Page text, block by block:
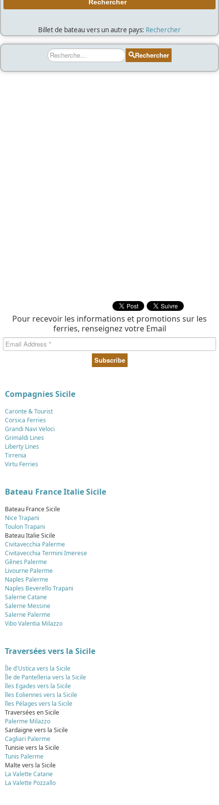
Billet de bateau vers un autre pays: Rechercher
Rechercher Rechercher
Pour recevoir les informations et promotions sur les
ferries, renseignez votre Email
Compagnies Sicile
Caronte & Tourist
Corsica Ferries
Grandi Navi Veloci
Grimaldi Lines
Liberty Lines
Tirrenia
Virtu Ferries
Bateau France Italie Sicile
Bateau France Sicile
Nice Trapani
Toulon Trapani
Bateau Italie Sicile
Civitavecchia Palerme
Civitavecchia Termini Imerese
Gênes Palerme
Livourne Palerme
Naples Palerme
Naples Beverello Trapani
Salerne Catane
Salerne Messine
Salerne Palerme
Vibo Valentia Milazzo
Traversées vers la Sicile
Île d'Ustica vers la Sicile
Île de Pantelleria vers la Sicile
îles Egades vers la Sicile
îles Eoliennes vers la Sicile
îles Pélages vers la Sicile
Traversées en Sicile
Palerme Milazzo
Sardaigne vers la Sicile
Cagliari Palerme
Tunisie vers la Sicile
Tunis Palerme
Malte vers la Sicile
La Valette Catane
La Valette Pozzallo